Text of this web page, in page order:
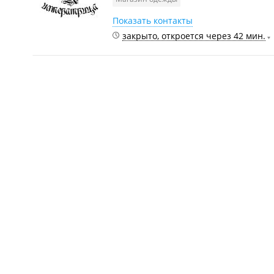
Показать контакты
закрыто, откроется через 42 мин.